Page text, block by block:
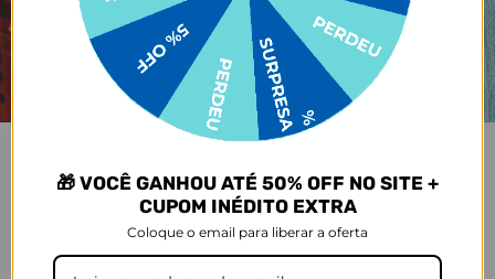
🎁 VOCÊ GANHOU ATÉ 50% OFF NO SITE +
CUPOM INÉDITO EXTRA
Coloque o email para liberar a oferta